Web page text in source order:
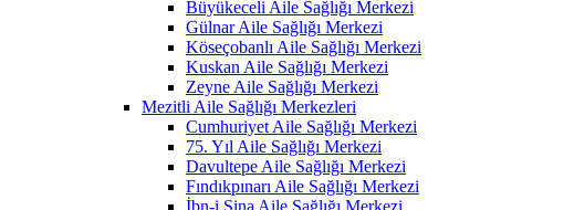
Büyükeceli Aile Sağlığı Merkezi
Gülnar Aile Sağlığı Merkezi
Köseçobanlı Aile Sağlığı Merkezi
Kuskan Aile Sağlığı Merkezi
Zeyne Aile Sağlığı Merkezi
Mezitli Aile Sağlığı Merkezleri
Cumhuriyet Aile Sağlığı Merkezi
75. Yıl Aile Sağlığı Merkezi
Davultepe Aile Sağlığı Merkezi
Fındıkpınarı Aile Sağlığı Merkezi
İbn-i Sina Aile Sağlığı Merkezi